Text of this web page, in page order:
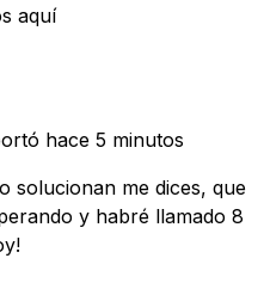
aquí
hace 5 minutos
solucionan me dices, que
y habré llamado 8